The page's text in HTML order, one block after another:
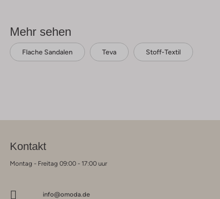
Mehr sehen
Flache Sandalen Teva Stoff-Textil
Kontakt
Montag - Freitag 09:00 - 17:00 uur
info@omoda.de